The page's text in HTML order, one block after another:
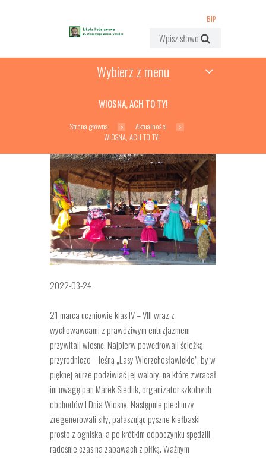
BIP
Wybierz z menu
WIOSNA, ACH TO TY!
Strona główna
Aktualności
WIOSNA, ACH TO TY!
2022-03-24
21 marca uczniowie klas IV – VIII wraz z
wychowawcami z prawdziwym entuzjazmem
przywitali wiosnę. Najpierw powędrowali ścieżką
przyrodniczo – leśną „Lasy Wierzchosławickie”, by w
pięknej aurze podziwiać jej walory, na które zwracał
im uwagę pan Marek Siedlik, organizator szkolnych
obchodów I Dnia Wiosny. Następnie piechurzy
zregenerowali siły, pałaszując pyszne kiełbaski
prosto z ogniska, a po krótkim odpoczynku spędzili
radośnie czas na zabawach z piłką. Ważnym